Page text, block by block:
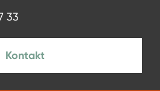
33
Kontakt